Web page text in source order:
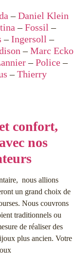
–Daniel Klein
–Fossil –
–Ingersoll –
–Marc Ecko
–Police–
–Thierry
confort,
nos
nous allions
un grand choix de
Nous couvrons
traditionnels ou
de réaliser des
plus ancien. Votre